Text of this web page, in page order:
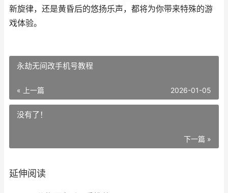
新旋律，还是黄昏后的悠扬乐声，都将为你带来特殊的游
戏体验。
永劫无间改手机号教程
« 上一篇 2026-01-05
没有了！
下一篇 »
延伸阅读